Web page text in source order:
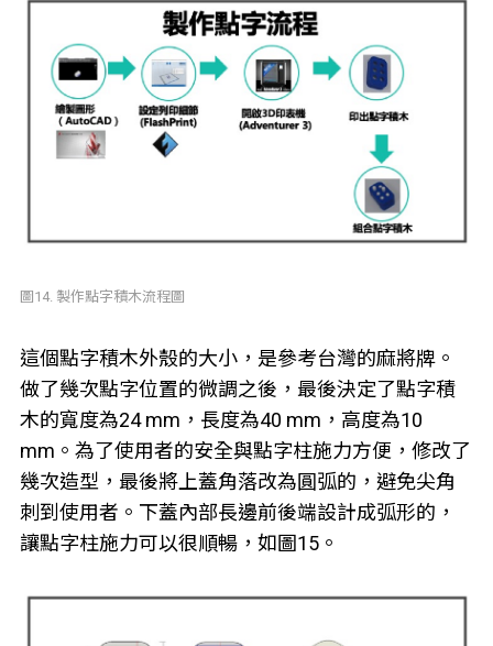
圖14. 製作點字積木流程圖
這個點字積木外殼的大小，是參考台灣的麻將牌。
做了幾次點字位置的微調之後，最後決定了點字積
木的寬度為24 mm，長度為40 mm，高度為10
mm。為了使用者的安全與點字柱施力方便，修改了
幾次造型，最後將上蓋角落改為圓弧的，避免尖角
刺到使用者。下蓋內部長邊前後端設計成弧形的，
讓點字柱施力可以很順暢，如圖15。